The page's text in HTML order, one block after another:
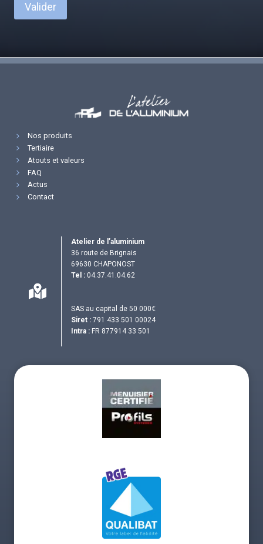
Valider
Nos produits
Tertiaire
Atouts et valeurs
FAQ
Actus
Contact
Atelier de l’aluminium
36 route de Brignais
69630 CHAPONOST
Tel : 04.37.41.04.62
SAS au capital de 50 000€
Siret : 791 433 501 00024
Intra : FR 877914 33 501